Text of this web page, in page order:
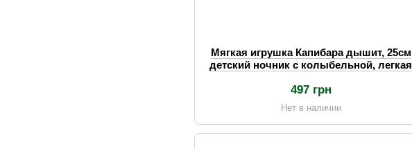
Мягкая игрушка Капибара дышит, 25см
детский ночник с колыбельной, легкая
497 грн
Нет в наличии